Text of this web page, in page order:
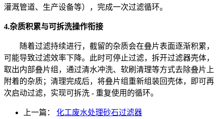
灌溉管道、生产设备等），完成一次过滤循环。
4.杂质积累与可拆洗操作衔接
随着过滤持续进行，截留的杂质会在叠片表面逐渐积累，
可能导致过滤效率下降。此时可停止过滤，拆开过滤器壳体，
取出内部叠片组，通过清水冲洗、软刷清理等方式去除叠片上
附着的杂质；清理完成后，将叠片组重新组装回壳体，即可再
次启动过滤，实现可拆洗 - 重复使用的循环。
上一篇： 化工废水处理砂石过滤器